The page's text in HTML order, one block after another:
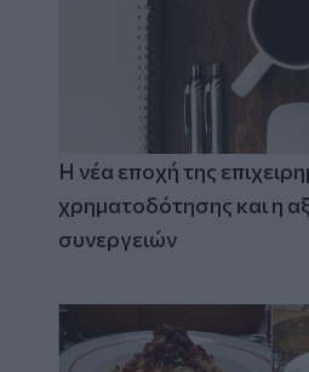
Η νέα εποχή της
χρηματοδότησης και η
συνεργειών